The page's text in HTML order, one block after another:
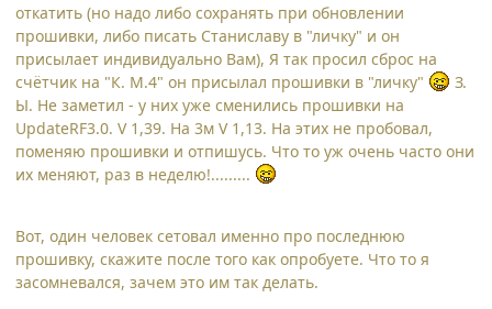
откатить (но надо либо сохранять при обновлении
прошивки, либо писать Станиславу в "личку" и он
присылает индивидуально Вам), Я так просил сброс на
счётчик на "К. М.4" он присылал прошивки в "личку"
З.
Ы. Не заметил - у них уже сменились прошивки на
UpdateRF3.0. V 1,39. На 3м V 1,13. На этих не пробовал,
поменяю прошивки и отпишусь. Что то уж очень часто они
их меняют, раз в неделю!.........
Вот, один человек сетовал именно про последнюю
прошивку, скажите после того как опробуете. Что то я
засомневался, зачем это им так делать.